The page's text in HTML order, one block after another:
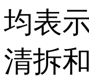
均表
清拆